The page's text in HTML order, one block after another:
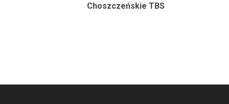
Choszczeńskie TBS